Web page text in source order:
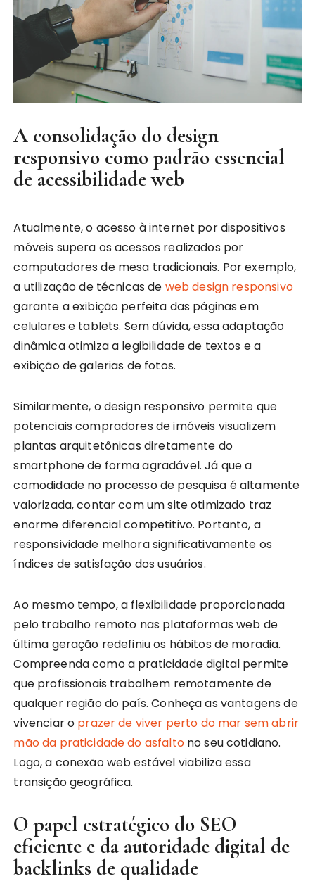
A consolidação do design
responsivo como padrão essencial
de acessibilidade web
Atualmente, o acesso à internet por dispositivos
móveis supera os acessos realizados por
computadores de mesa tradicionais. Por exemplo,
a utilização de técnicas de web design responsivo
garante a exibição perfeita das páginas em
celulares e tablets. Sem dúvida, essa adaptação
dinâmica otimiza a legibilidade de textos e a
exibição de galerias de fotos.
Similarmente, o design responsivo permite que
potenciais compradores de imóveis visualizem
plantas arquitetônicas diretamente do
smartphone de forma agradável. Já que a
comodidade no processo de pesquisa é altamente
valorizada, contar com um site otimizado traz
enorme diferencial competitivo. Portanto, a
responsividade melhora significativamente os
índices de satisfação dos usuários.
Ao mesmo tempo, a flexibilidade proporcionada
pelo trabalho remoto nas plataformas web de
última geração redefiniu os hábitos de moradia.
Compreenda como a praticidade digital permite
que profissionais trabalhem remotamente de
qualquer região do país. Conheça as vantagens de
vivenciar o prazer de viver perto do mar sem abrir
mão da praticidade do asfaltono seu cotidiano.
Logo, a conexão web estável viabiliza essa
transição geográfica.
O papel estratégico do SEO
eficiente e da autoridade digital de
backlinks de qualidade